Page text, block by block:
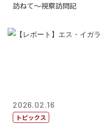
訪ねて～視察訪問記
2026.02.16
トピックス